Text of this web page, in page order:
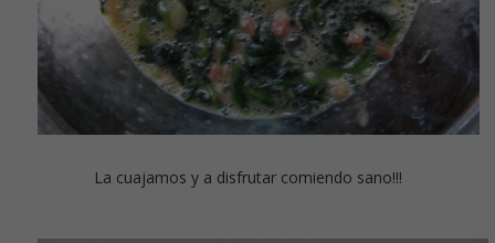
La cuajamos y a disfrutar comiendo sano!!!